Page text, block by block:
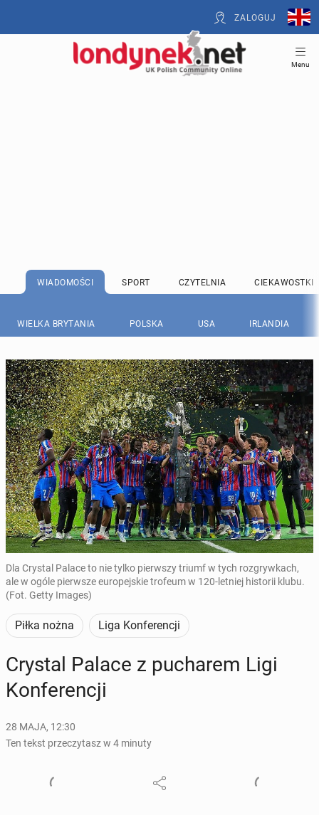
ZALOGUJ
Menu
WIADOMOŚCI SPORT CZYTELNIA CIEKAWOSTKI
WIELKA BRYTANIA POLSKA USA IRLANDIA
Dla Crystal Palace to nie tylko pierwszy triumf w tych rozgrywkach,
ale w ogóle pierwsze europejskie trofeum w 120-letniej historii klubu.
(Fot. Getty Images)
Piłka nożna Liga Konferencji
Crystal Palace z pu­cha­rem Ligi
Kon­fe­ren­cji
28 MAJA, 12:30
Ten tekst przeczytasz w 4 minuty